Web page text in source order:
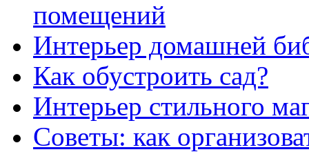
помещений
Интерьер домашней
Как обустроить сад?
Интерьер стильного
Советы: как